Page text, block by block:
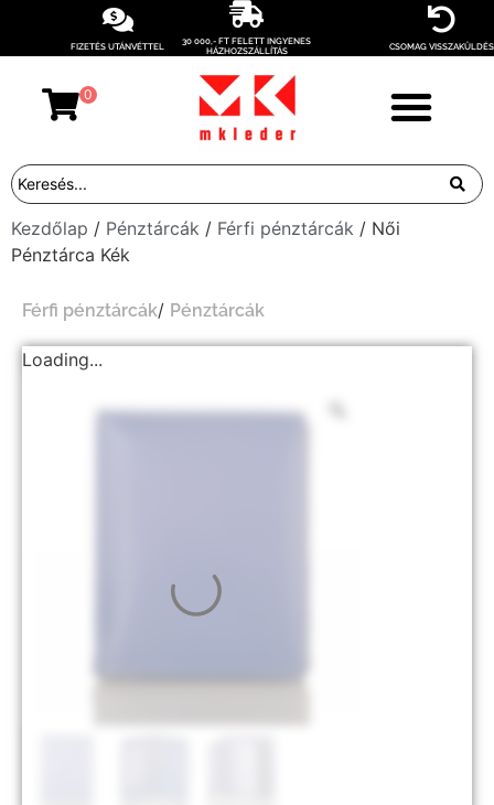
FIZETÉS UTÁNVÉTTEL
30 000,- FT FELETT INGYENES
HÁZHOZSZÁLLÍTÁS
CSOMAG VISSZAKÜLDÉS
0
Kezdőlap / Pénztárcák / Férfi pénztárcák / Női
Pénztárca Kék
Férfi pénztárcák/ Pénztárcák
Loading...